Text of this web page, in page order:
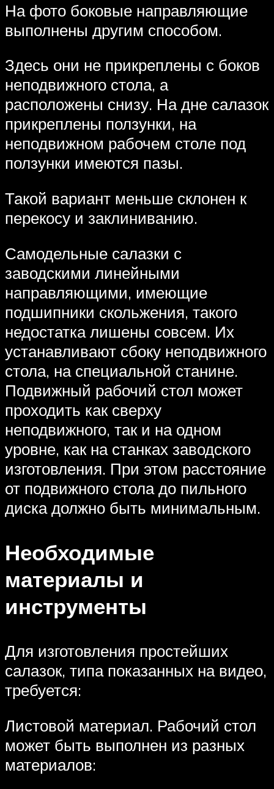
На фото боковые направляющие
выполнены другим способом.
Здесь они не прикреплены с боков
неподвижного стола, а
расположены снизу. На дне салазок
прикреплены ползунки, на
неподвижном рабочем столе под
ползунки имеются пазы.
Такой вариант меньше склонен к
перекосу и заклиниванию.
Самодельные салазки с
заводскими линейными
направляющими, имеющие
подшипники скольжения, такого
недостатка лишены совсем. Их
устанавливают сбоку неподвижного
стола, на специальной станине.
Подвижный рабочий стол может
проходить как сверху
неподвижного, так и на одном
уровне, как на станках заводского
изготовления. При этом расстояние
от подвижного стола до пильного
диска должно быть минимальным.
Необходимые
материалы и
инструменты
Для изготовления простейших
салазок, типа показанных на видео,
требуется:
Листовой материал. Рабочий стол
может быть выполнен из разных
материалов: